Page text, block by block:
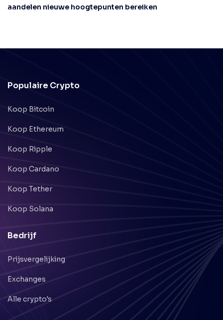
aandelen nieuwe hoogtepunten bereiken
Populaire Crypto
Koop Bitcoin
Koop Ethereum
Koop Ripple
Koop Cardano
Koop Tether
Koop Solana
Bedrijf
Prijsvergelijking
Exchanges
Alle crypto's